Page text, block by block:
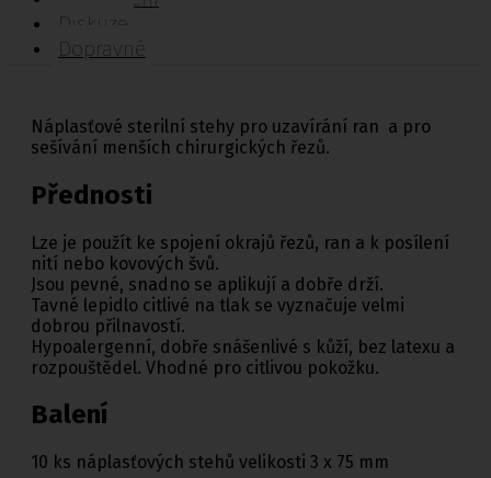
Diskuze
Dopravné
Náplasťové sterilní stehy pro uzavírání ran a pro
sešívání menších chirurgických řezů.
Přednosti
Lze je použít ke spojení okrajů řezů, ran a k posílení
nití nebo kovových švů.
Jsou pevné, snadno se aplikují a dobře drží.
Tavné lepidlo citlivé na tlak se vyznačuje velmi
dobrou přilnavostí.
Hypoalergenní, dobře snášenlivé s kůží, bez latexu a
rozpouštědel. Vhodné pro citlivou pokožku.
Balení
10 ks náplasťových stehů velikosti 3 x 75 mm